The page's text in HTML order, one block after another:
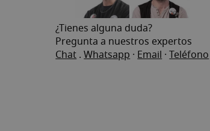
¿Tienes alguna duda?
Pregunta a nuestros expertos
Chat.Whatsapp·Email·Teléfono